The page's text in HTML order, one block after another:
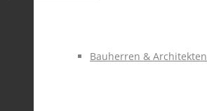
Bauherren & Architekten